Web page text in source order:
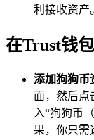
利接收资产
在Trust钱
添加狗狗币
面，然后点
入“狗狗币
果，你只需